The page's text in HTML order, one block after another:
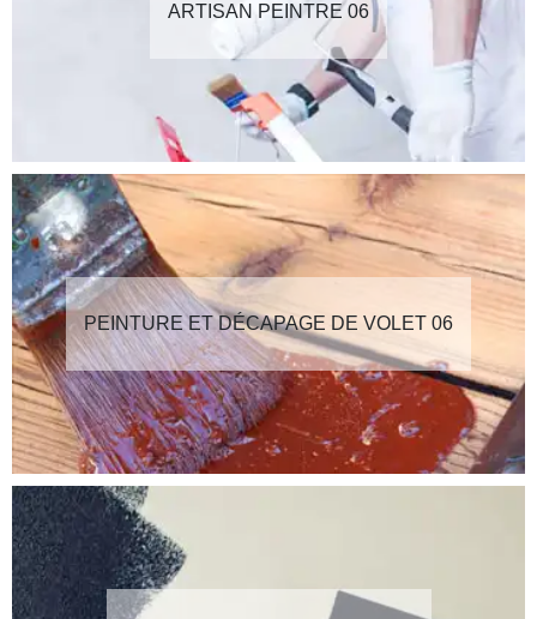
ARTISAN PEINTRE 06
PEINTURE ET DÉCAPAGE DE VOLET 06